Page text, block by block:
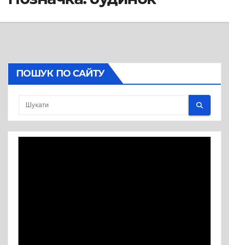
ПОШУК ПО САЙТУ